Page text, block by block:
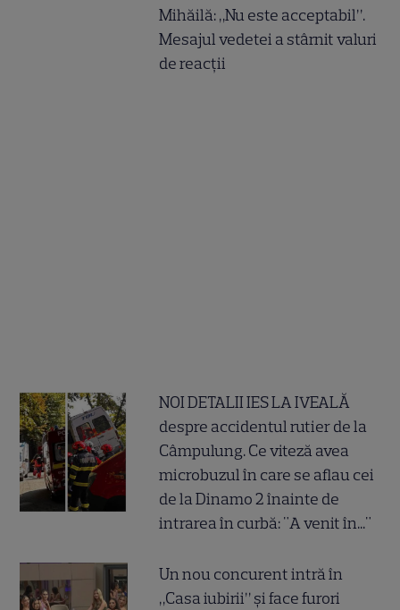
Mihăilă: „Nu este acceptabil”.
Mesajul vedetei a stârnit valuri
de reacții
NOI DETALII IES LA IVEALĂ
despre accidentul rutier de la
Câmpulung. Ce viteză avea
microbuzul în care se aflau cei
de la Dinamo 2 înainte de
intrarea în curbă: "A venit în..."
Un nou concurent intră în
„Casa iubirii” și face furori